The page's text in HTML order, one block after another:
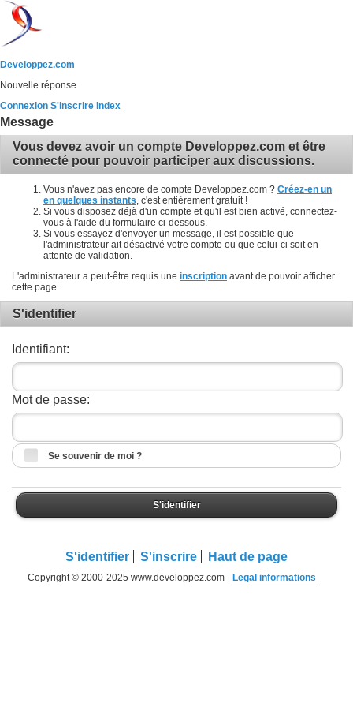
Developpez.com
Nouvelle réponse
Connexion S'inscrire Index
Message
Vous devez avoir un compte Developpez.com et être
connecté pour pouvoir participer aux discussions.
Vous n'avez pas encore de compte Developpez.com ? Créez-en un
en quelques instants , c'est entièrement gratuit !
Si vous disposez déjà d'un compte et qu'il est bien activé, connectez-
vous à l'aide du formulaire ci-dessous.
Si vous essayez d'envoyer un message, il est possible que
l'administrateur ait désactivé votre compte ou que celui-ci soit en
attente de validation.
L'administrateur a peut-être requis une inscription avant de pouvoir afficher
cette page.
S'identifier
Identifiant:
Mot de passe:
Se souvenir de moi ?
S'identifier
S'identifier S'inscrire Haut de page
Copyright © 2000-2025 www.developpez.com - Legal informations